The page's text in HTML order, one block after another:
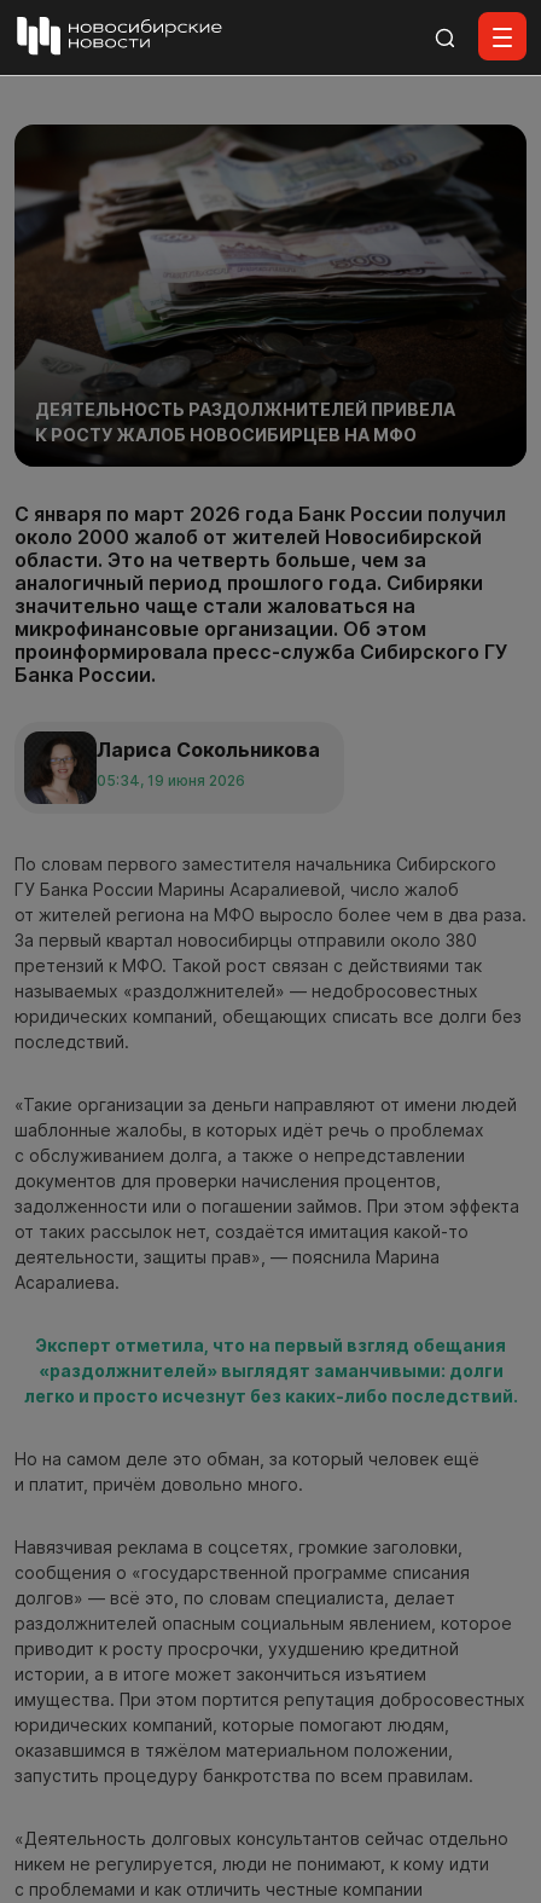
ДЕЯТЕЛЬНОСТЬ РАЗДОЛЖНИТЕЛЕЙ ПРИВЕЛА
К РОСТУ ЖАЛОБ НОВОСИБИРЦЕВ НА МФО
С января по март 2026 года Банк России получил
около 2000 жалоб от жителей Новосибирской
области. Это на четверть больше, чем за
аналогичный период прошлого года. Сибиряки
значительно чаще стали жаловаться на
микрофинансовые организации. Об этом
проинформировала пресс-служба Сибирского ГУ
Банка России.
Лариса Сокольникова
05:34, 19 июня 2026
По словам первого заместителя начальника Сибирского
ГУ Банка России Марины Асаралиевой, число жалоб
от жителей региона на МФО выросло более чем в два раза.
За первый квартал новосибирцы отправили около 380
претензий к МФО. Такой рост связан с действиями так
называемых «раздолжнителей» — недобросовестных
юридических компаний, обещающих списать все долги без
последствий.
«Такие организации за деньги направляют от имени людей
шаблонные жалобы, в которых идёт речь о проблемах
с обслуживанием долга, а также о непредставлении
документов для проверки начисления процентов,
задолженности или о погашении займов. При этом эффекта
от таких рассылок нет, создаётся имитация какой-то
деятельности, защиты прав», — пояснила Марина
Асаралиева.
Эксперт отметила, что на первый взгляд обещания
«раздолжнителей» выглядят заманчивыми: долги
легко и просто исчезнут без каких-либо последствий.
Но на самом деле это обман, за который человек ещё
и платит, причём довольно много.
Навязчивая реклама в соцсетях, громкие заголовки,
сообщения о «государственной программе списания
долгов» — всё это, по словам специалиста, делает
раздолжнителей опасным социальным явлением, которое
приводит к росту просрочки, ухудшению кредитной
истории, а в итоге может закончиться изъятием
имущества. При этом портится репутация добросовестных
юридических компаний, которые помогают людям,
оказавшимся в тяжёлом материальном положении,
запустить процедуру банкротства по всем правилам.
«Деятельность долговых консультантов сейчас отдельно
никем не регулируется, люди не понимают, к кому идти
с проблемами и как отличить честные компании